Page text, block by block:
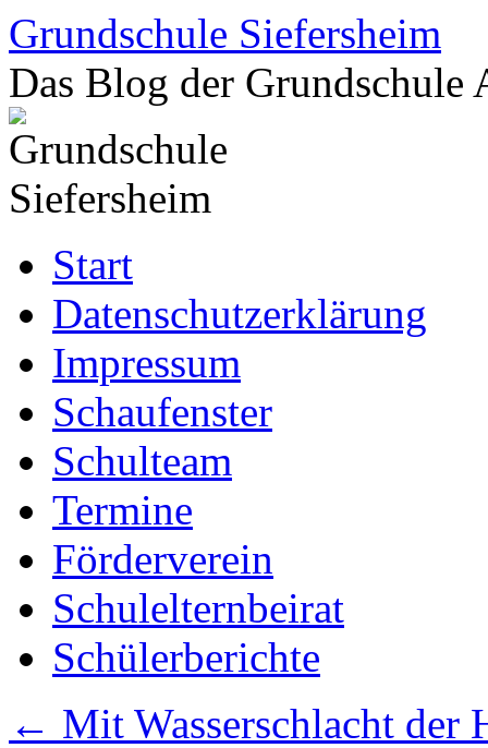
Zum
Inhalt
springen
Grundschule Siefersheim
Das Blog der Grundschule
Start
Datenschutzerklärung
Impressum
Schaufenster
Schulteam
Termine
Förderverein
Schulelternbeirat
Schülerberichte
← Mit Wasserschlacht der